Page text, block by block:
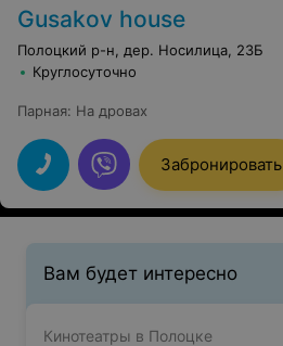
Gusakov house
Полоцкий р-н, дер. Носилица, 23Б
Круглосуточно
Парная: На дровах
Забронировать
Вам будет интересно
Кинотеатры в Полоцке